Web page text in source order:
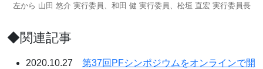
左から 山田 悠介 実行委員、和田 健 実行委員、松垣 直宏 実行委員長
◆関連記事
2020.10.27 第37回PFシンポジウムをオンラインで開